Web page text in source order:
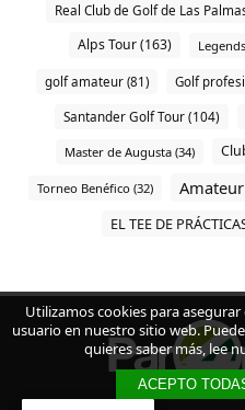
Real Club de Golf de Las
Alps Tour (163)
golf amateur (81) Golf
Santander Golf Tour (104)
Master de Augusta (34)
Torneo Benéfico (32) Amateur
EL TEE DE
Utilizamos cookies para
usuario en nuestro sitio web.
quieres saber más, lee
ACEPTO